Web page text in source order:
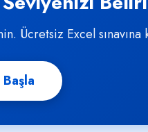
Excel sınavına
Başla